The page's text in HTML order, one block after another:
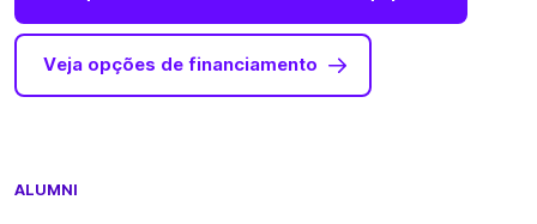
Veja opções de financiamento
ALUMNI